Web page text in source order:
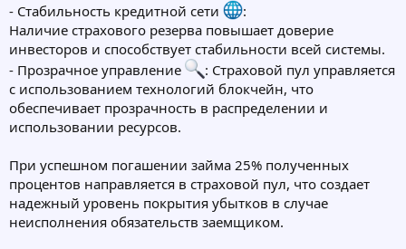
- Стабильность кредитной сети
:
Наличие страхового резерва повышает доверие
инвесторов и способствует стабильности всей системы.
- Прозрачное управление
: Страховой пул управляется
с использованием технологий блокчейн, что
обеспечивает прозрачность в распределении и
использовании ресурсов.
При успешном погашении займа 25% полученных
процентов направляется в страховой пул, что создает
надежный уровень покрытия убытков в случае
неисполнения обязательств заемщиком.